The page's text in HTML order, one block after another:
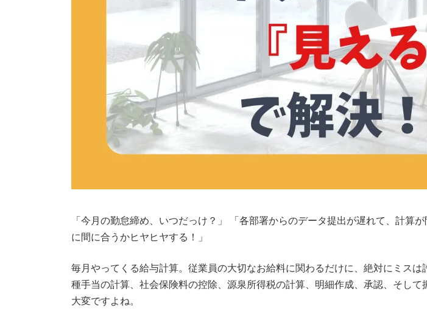
「今月の勤怠締め、いつだっけ？」 「各部署からのデータ提出が遅れて、計
に間に合うかヒヤヒヤする！」
毎月やってくる給与計算。従業員の大切なお給料に関わるだけに、絶対にミス
種手当の計算、社会保険料の控除、源泉所得税の計算、明細作成、承認、そし
大変ですよね。